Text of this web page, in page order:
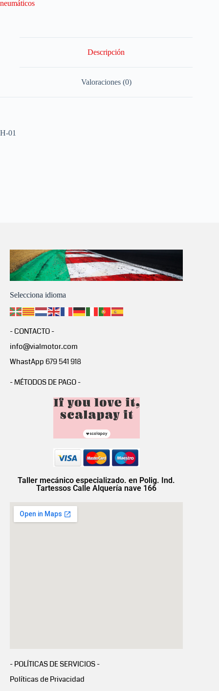
neumáticos
Descripción
Valoraciones (0)
H-01
Selecciona idioma
- CONTACTO -
info@vialmotor.com
WhastApp 679 541 918
- MÉTODOS DE PAGO -
Taller mecánico especializado. en Polig. Ind.
Tartessos Calle Alquería nave 166
- POLÍTICAS DE SERVICIOS -
Políticas de Privacidad